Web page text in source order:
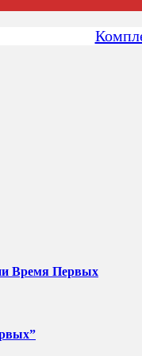
Время Первых